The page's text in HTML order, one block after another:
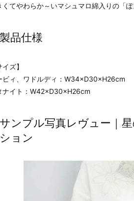
くてやわらか～いマシュマロ綿入りの「
製品仕様
イズ】
ビィ、ワドルディ：W34×D30×H26cm
ナイト：W42×D30×H26cm
サンプル写真レヴュー｜
ション